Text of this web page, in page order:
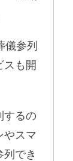
参列
スも開
するの
やスマ
でき